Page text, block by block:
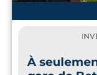
À